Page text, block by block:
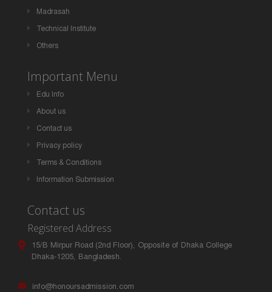
Madrasah
Technical Institute
Others
Important Menu
Edu Info
About us
Contact us
Privacy policy
Terms & Conditions
Information Submission
Contact us
Registered Address
15/B Mirpur Road (2nd Floor), Opposite of Dhaka College
Dhaka-1205, Bangladesh.
info@honoursadmission.com